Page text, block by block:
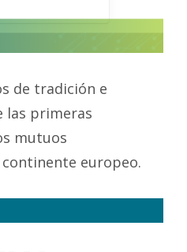
de tradición e
las primeras
mutuos
europeo.